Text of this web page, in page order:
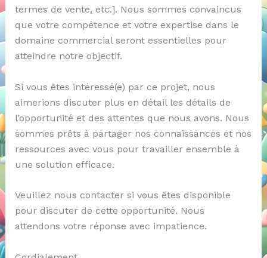
termes de vente, etc.]. Nous sommes convaincus
que votre compétence et votre expertise dans le
domaine commercial seront essentielles pour
atteindre notre objectif.
Si vous êtes intéressé(e) par ce projet, nous
aimerions discuter plus en détail les détails de
l’opportunité et des attentes que nous avons. Nous
sommes prêts à partager nos connaissances et nos
ressources avec vous pour travailler ensemble à
une solution efficace.
Veuillez nous contacter si vous êtes disponible
pour discuter de cette opportunité. Nous
attendons votre réponse avec impatience.